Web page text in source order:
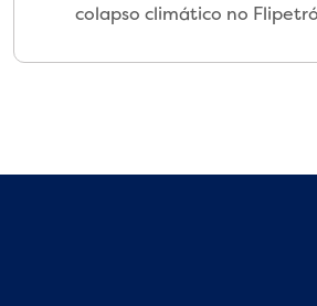
colapso climático no